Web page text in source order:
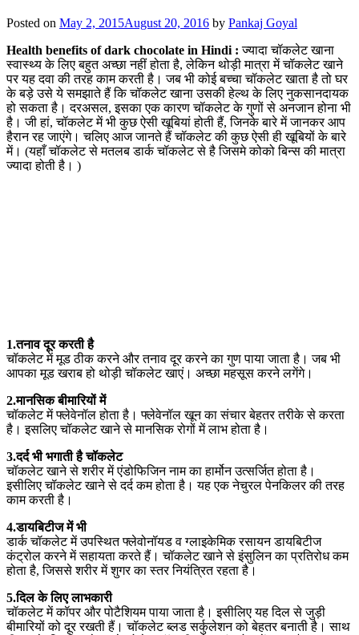
Posted on May 2, 2015August 20, 2016 by Pankaj Goyal
Health benefits of dark chocolate in Hindi : ज्यादा चॉकलेट खाना
स्वास्थ्य के लिए बहुत अच्छा नहीं होता है, लेकिन थोड़ी मात्रा में चॉकलेट खाने
पर यह दवा की तरह काम करती है। जब भी कोई बच्चा चॉकलेट खाता है तो घर
के बड़े उसे ये समझाते हैं कि चॉकलेट खाना उसकी हेल्थ के लिए नुकसानदायक
हो सकता है। दरअसल, इसका एक कारण चॉकलेट के गुणों से अनजान होना भी
है। जी हां, चॉकलेट में भी कुछ ऐसी खूबियां होती हैं, जिनके बारे में जानकर आप
हैरान रह जाएंगे। चलिए आज जानते हैं चॉकलेट की कुछ ऐसी ही खूबियों के बारे
में। (यहाँ चॉकलेट से मतलब डार्क चॉकलेट से है जिसमे कोको बिन्स की मात्रा
ज्यादा होती है। )
1.तनाव दूर करती है
चॉकलेट में मूड ठीक करने और तनाव दूर करने का गुण पाया जाता है। जब भी
आपका मूड खराब हो थोड़ी चॉकलेट खाएं। अच्छा महसूस करने लगेंगे।
2.मानसिक बीमारियों में
चॉकलेट में फ्लेवेनॉल होता है। फ्लेवेनॉल खून का संचार बेहतर तरीके से करता
है। इसलिए चॉकलेट खाने से मानसिक रोगों में लाभ होता है।
3.दर्द भी भगाती है चॉकलेट
चॉकलेट खाने से शरीर में एंडोफिजिन नाम का हार्मोन उत्सर्जित होता है।
इसीलिए चॉकलेट खाने से दर्द कम होता है। यह एक नेचुरल पेनकिलर की तरह
काम करती है।
4.डायबिटीज में भी
डार्क चॉकलेट में उपस्थित फ्लेवोनॉयड व ग्लाइकेमिक रसायन डायबिटीज
कंट्रोल करने में सहायता करते हैं। चॉकलेट खाने से इंसुलिन का प्रतिरोध कम
होता है, जिससे शरीर में शुगर का स्तर नियंत्रित रहता है।
5.दिल के लिए लाभकारी
चॉकलेट में कॉपर और पोटैशियम पाया जाता है। इसीलिए यह दिल से जुड़ी
बीमारियों को दूर रखती हैं। चॉकलेट ब्लड सर्कुलेशन को बेहतर बनाती है। साथ